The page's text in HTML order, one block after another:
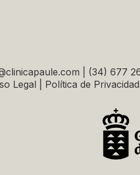
| (34) 677
Legal | Política de